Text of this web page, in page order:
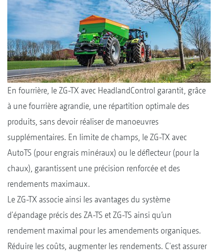
En fourrière, le ZG-TX avec HeadlandControl garantit, grâce
à une fourrière agrandie, une répartition optimale des
produits, sans devoir réaliser de manoeuvres
supplémentaires. En limite de champs, le ZG-TX avec
AutoTS (pour engrais minéraux) ou le déflecteur (pour la
chaux), garantissent une précision renforcée et des
rendements maximaux.
Le ZG-TX associe ainsi les avantages du système
d'épandage précis des ZA-TS et ZG-TS ainsi qu’un
rendement maximal pour les amendements organiques.
Réduire les coûts, augmenter les rendements. C'est assurer